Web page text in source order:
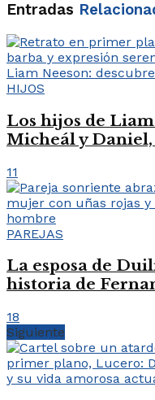
Entradas
HIJOS
Los hijos de
Micheál y Daniel,
11
PAREJAS
La esposa de
historia de
18
Siguiente